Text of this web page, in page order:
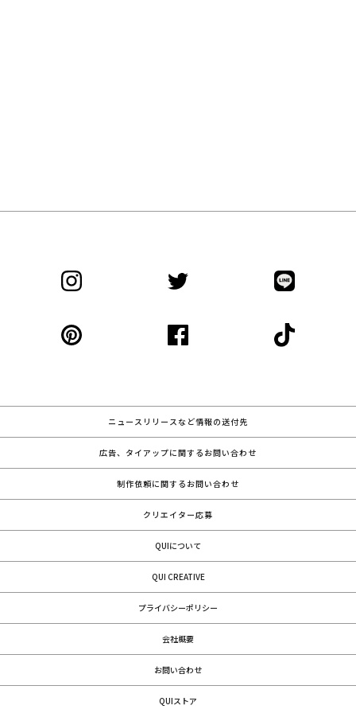
ニュースリリースなど情報の送付先
広告、タイアップに関するお問い合わせ
制作依頼に関するお問い合わせ
クリエイター応募
QUIについて
QUI CREATIVE
プライバシーポリシー
会社概要
お問い合わせ
QUIストア